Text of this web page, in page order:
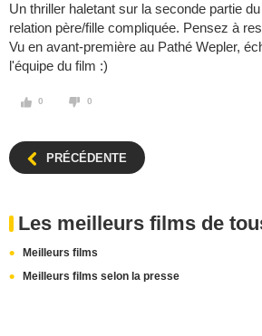
Un thriller haletant sur la seconde partie
relation père/fille compliquée. Pensez à
Vu en avant-première au Pathé Wepler,
l'équipe du film :)
0 0
PRÉCÉDENTE
Les meilleurs films de
Meilleurs films
Meilleurs films selon la presse